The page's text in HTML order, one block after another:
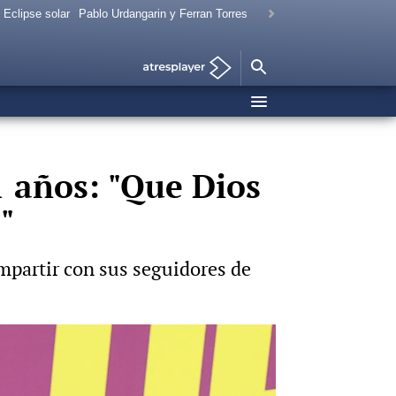
Eclipse solar Pablo Urdangarin y Ferran Torres
"Que Dios
con sus seguidores de
Foto: Gtres
con Bárbara Rey